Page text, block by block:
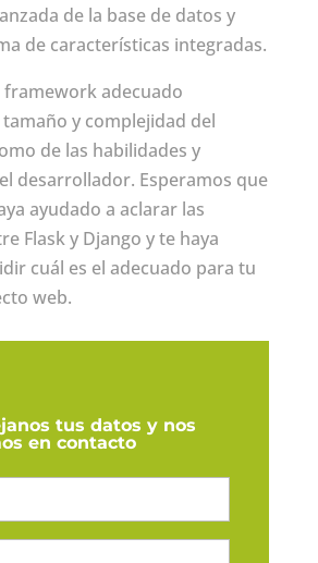
de la base de datos y
de características integradas.
framework adecuado
y complejidad del
de las habilidades y
desarrollador. Esperamos que
ayudado a aclarar las
Flask y Django y te haya
cuál es el adecuado para tu
web.
tus datos y nos
en contacto